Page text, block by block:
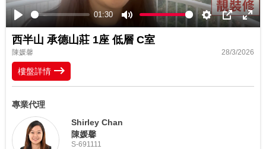
Play
01:30
Mute Settings
PIP
西半山 承德山莊 1座 低層 C室
陳媛馨 28/3/2026
樓盤詳情
專業代理
Shirley Chan
陳媛馨
S-691111